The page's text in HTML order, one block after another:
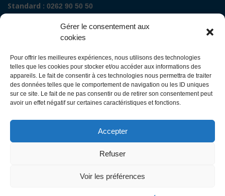
Gérer le consentement aux
cookies
Pour offrir les meilleures expériences, nous utilisons des technologies
telles que les cookies pour stocker et/ou accéder aux informations des
appareils. Le fait de consentir à ces technologies nous permettra de traiter
des données telles que le comportement de navigation ou les ID uniques
sur ce site. Le fait de ne pas consentir ou de retirer son consentement peut
avoir un effet négatif sur certaines caractéristiques et fonctions.
Accepter
Refuser
Voir les préférences
Standard : 0262 90 50 50
Renseignements admissions :
Secrétariat de direction de site :
direction.fguyon@chu-reunion.fr
CHU de La Réunion sites Sud (Saint-Pierre
- St Joseph - Le Tampon - St Louis - Cilaos)
Avenue François Mitterrand
BP 350
97448 Saint-Pierre Cedex
Secrétariat de direction des sites :